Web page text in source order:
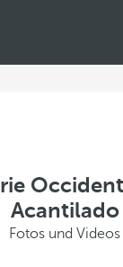
Acantilado
Fotos und Videos